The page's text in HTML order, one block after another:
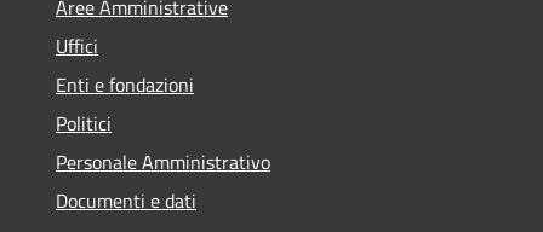
Aree Amministrative
Uffici
Enti e fondazioni
Politici
Personale Amministrativo
Documenti e dati